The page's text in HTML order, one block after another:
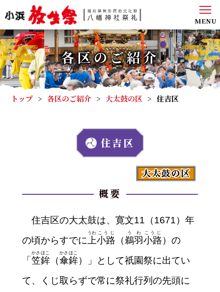
MENU
各区のご紹介
トップ > 各区のご紹介 > 大太鼓の区 > 住吉区
住吉区
概要
住吉区の大太鼓は、寛文11（1671）年
の頃からすでに上
うわ
小路
こうじ
（鵜羽
うわ
小路
こうじ
）の
「 笠鉾
かさほこ
（傘鉾
かさほこ
）」として祇園祭に出てい
て、くじ取らずで常に祭礼行列の先頭に